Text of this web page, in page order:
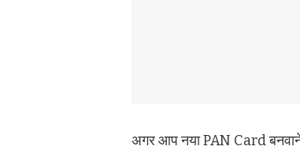
अगर आप नया PAN Card